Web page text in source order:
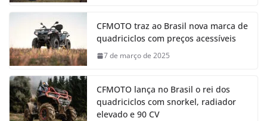
CFMOTO traz ao Brasil nova marca de
quadriciclos com preços acessíveis
7 de março de 2025
CFMOTO lança no Brasil o rei dos
quadriciclos com snorkel, radiador
elevado e 90 CV